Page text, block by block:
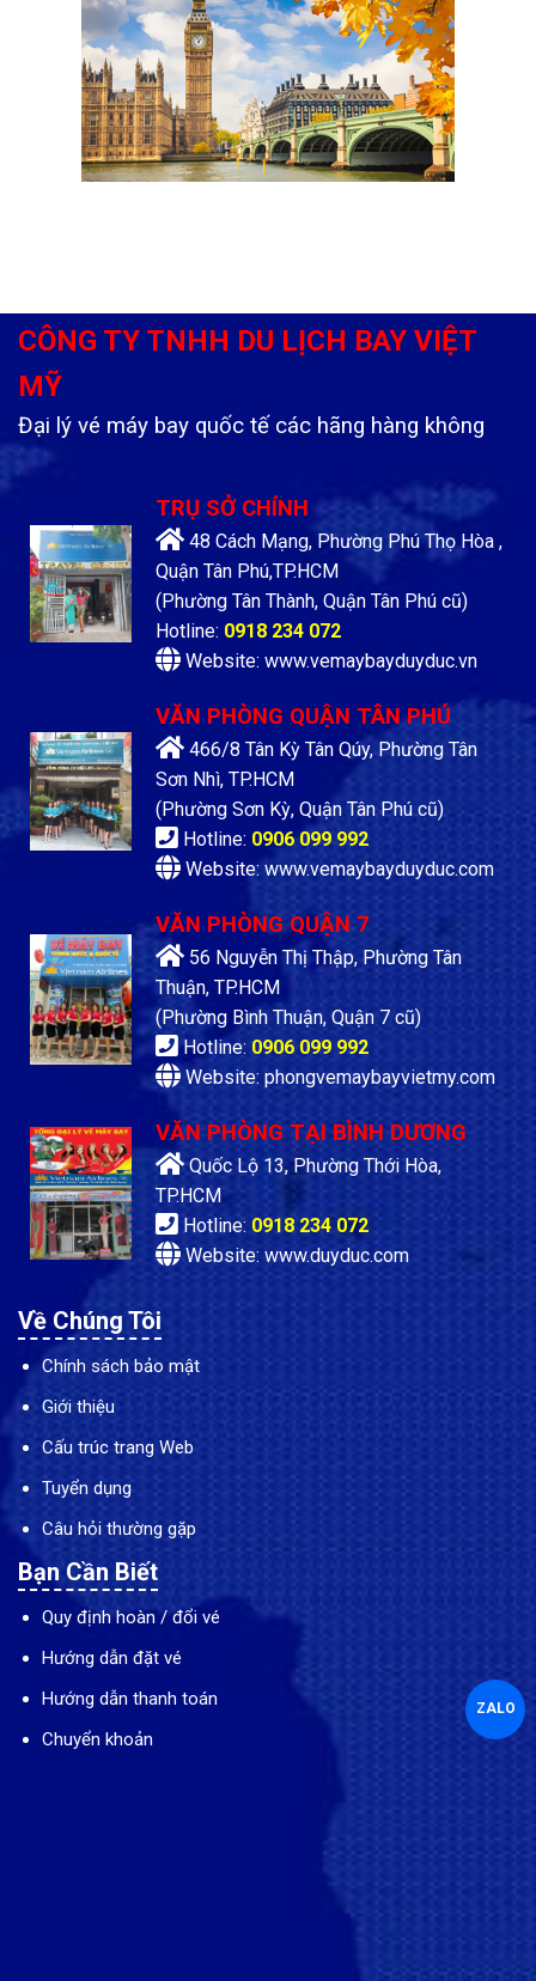
CÔNG TY TNHH DU LỊCH BAY VIỆT
MỸ
Đại lý vé máy bay quốc tế các hãng hàng không
TRỤ SỞ CHÍNH
48 Cách Mạng, Phường Phú Thọ Hòa ,
Quận Tân Phú,TP.HCM
(Phường Tân Thành, Quận Tân Phú cũ)
Hotline: 0918 234 072
Website: www.vemaybayduyduc.vn
VĂN PHÒNG QUẬN TÂN PHÚ
466/8 Tân Kỳ Tân Qúy, Phường Tân
Sơn Nhì, TP.HCM
(Phường Sơn Kỳ, Quận Tân Phú cũ)
Hotline: 0906 099 992
Website: www.vemaybayduyduc.com
VĂN PHÒNG QUẬN 7
56 Nguyễn Thị Thập, Phường Tân
Thuận, TP.HCM
(Phường Bình Thuận, Quận 7 cũ)
Hotline: 0906 099 992
Website: phongvemaybayvietmy.com
VĂN PHÒNG TẠI BÌNH DƯƠNG
Quốc Lộ 13, Phường Thới Hòa,
TP.HCM
Hotline: 0918 234 072
Website: www.duyduc.com
Về Chúng Tôi
Chính sách bảo mật
Giới thiệu
Cấu trúc trang Web
Tuyển dụng
Câu hỏi thường gặp
Bạn Cần Biết
Quy định hoàn / đổi vé
Hướng dẫn đặt vé
Hướng dẫn thanh toán
Chuyển khoản
ZALO